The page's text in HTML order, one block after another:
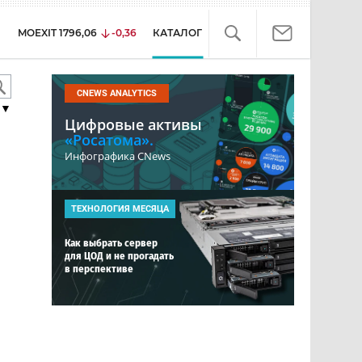
MOEXIT 1796,06 -0,36 КАТАЛОГ
▼
CNEWS ANALYTICS
Цифровые активы
«Росатома».
Инфографика CNews
ТЕХНОЛОГИЯ МЕСЯЦА
Как выбрать сервер
для ЦОД и не прогадать
в перспективе